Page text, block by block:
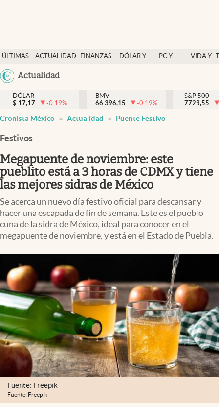
ÚLTIMAS
NOTICIAS
ACTUALIDAD
FINANZAS
DÓLAR Y
PC Y
VIDA Y
México
Actualidad
Actualidad
Finanzas y economía
Dólar y mercados
Pc y celular
Vida y estilo
Tv
Clima
Mediakit
abre en nueva pestaña
México
DÓLAR
$ 17,17 -0.19%
BMV
66.396,15
-0.19%
S&P 500
7723,55
Cronista México Actualidad Puente Festivo
Festivos
Megapuente de noviembre: este
pueblito está a 3 horas de CDMX y tiene
las mejores sidras de México
Se acerca un nuevo día festivo oficial para descansar y
hacer una escapada de fin de semana. Este es el pueblo
cuna de la sidra de México, ideal para conocer en el
megapuente de noviembre, y está en el Estado de Puebla.
Fuente: Freepik
Fuente: Freepik